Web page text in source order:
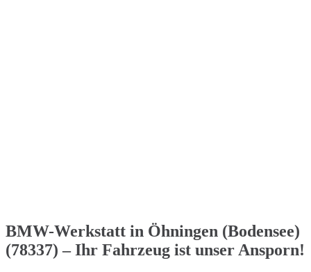
BMW-Werkstatt in Öhningen (Bodensee)
(78337) – Ihr Fahrzeug ist unser Ansporn!